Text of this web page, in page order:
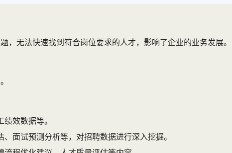
无法快速找到符合岗位要求的人才，影响了企业的业务发展。
效数据等。
面试预测分析等，对招聘数据进行深入挖掘。